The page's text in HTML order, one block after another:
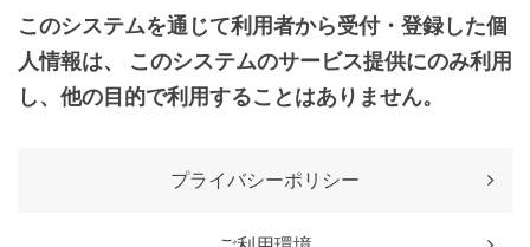
このシステムを通じて利用者から受付・登録した個
人情報は、
このシステムのサービス提供にのみ利用
し、他の目的で利用することはありません。
プライバシーポリシー